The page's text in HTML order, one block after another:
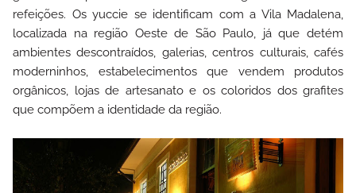
refeições. Os yuccie se identificam com a Vila Madalena,
localizada na região Oeste de São Paulo, já que detém
ambientes descontraídos, galerias, centros culturais, cafés
moderninhos, estabelecimentos que vendem produtos
orgânicos, lojas de artesanato e os coloridos dos grafites
que compõem a identidade da região.